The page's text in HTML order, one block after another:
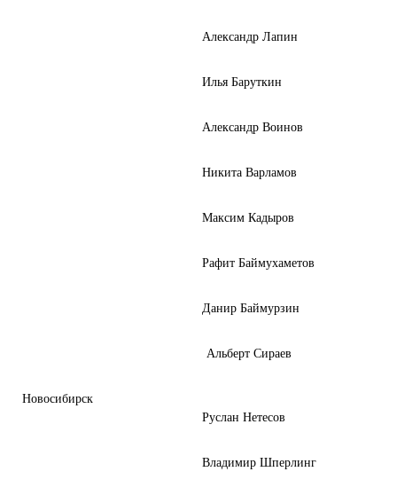
Александр Лапин
Илья Баруткин
Александр Воинов
Никита Варламов
Максим Кадыров
Рафит Баймухаметов
Данир Баймурзин
Альберт Сираев
Новосибирск
Руслан Нетесов
Владимир Шперлинг